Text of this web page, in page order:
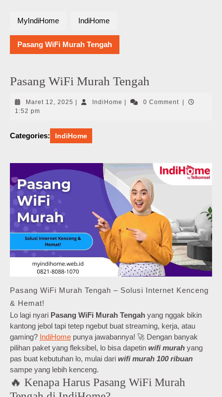
MyIndiHome IndiHome
Pasang WiFi Murah Tengah
Pasang WiFi Murah Tengah
Maret 12, 2025 Maret
IndiHome IndiHome0 Comment
1:52 pm
Categories: IndiHome
Pasang WiFi Murah Tengah – Solusi Internet Kenceng
& Hemat!
Lo lagi nyari Pasang WiFi Murah Tengah yang nggak bikin
kantong jebol tapi tetep ngebut buat streaming, kerja, atau
gaming? IndiHome punya jawabannya! 🚀 Dengan banyak
pilihan paket yang fleksibel, lo bisa dapetin wifi murah yang
pas buat kebutuhan lo, mulai dari wifi murah 100 ribuan
sampe yang lebih kenceng.
🔥 Kenapa Harus Pasang WiFi Murah